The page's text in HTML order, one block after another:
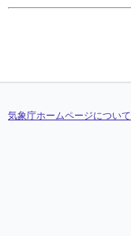
気象庁ホームページについて